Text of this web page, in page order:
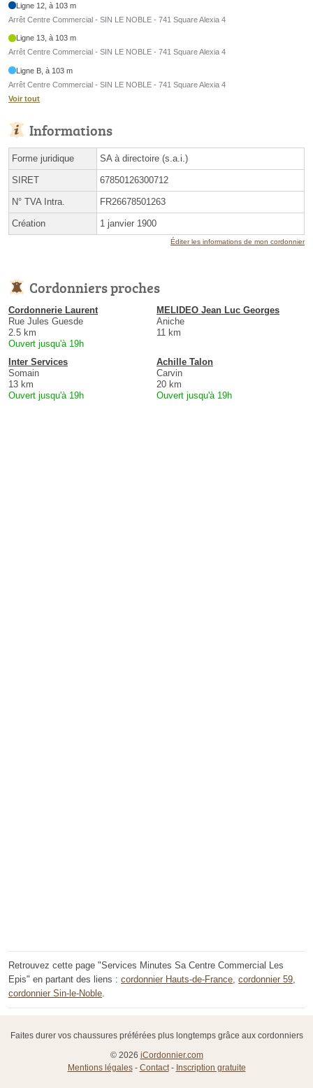
Ligne 12, à 103 m
Arrêt Centre Commercial - SIN LE NOBLE - 741 Square Alexia 4
Ligne 13, à 103 m
Arrêt Centre Commercial - SIN LE NOBLE - 741 Square Alexia 4
Ligne B, à 103 m
Arrêt Centre Commercial - SIN LE NOBLE - 741 Square Alexia 4
Voir tout
Informations
Forme juridique SA à directoire (s.a.i.)
SIRET 67850126300712
N° TVA Intra. FR26678501263
Création 1 janvier 1900
Éditer les informations de mon cordonnier
Cordonniers proches
Cordonnerie Laurent
Rue Jules Guesde
2.5 km
Ouvert jusqu'à 19h
MELIDEO Jean Luc Georges
Aniche
11 km
Inter Services
Somain
13 km
Ouvert jusqu'à 19h
Achille Talon
Carvin
20 km
Ouvert jusqu'à 19h
Retrouvez cette page "Services Minutes Sa Centre Commercial Les
Epis" en partant des liens : cordonnier Hauts-de-France cordonnier 59
cordonnier Sin-le-Noble
Faites durer vos chaussures préférées plus longtemps grâce aux cordonniers
© 2026 iCordonnier.com
Mentions légales- Contact- Inscription gratuite